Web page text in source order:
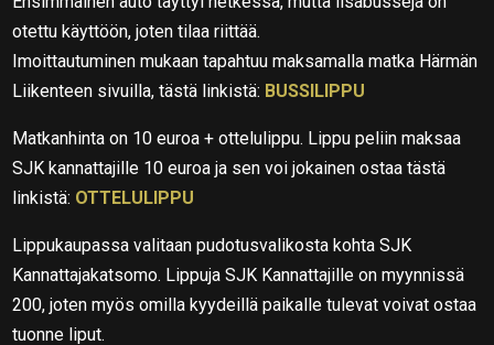
otettu käyttöön, joten tilaa riittää.
Imoittautuminen mukaan tapahtuu maksamalla matka Härmän
Liikenteen sivuilla, tästä linkistä: BUSSILIPPU
Matkanhinta on 10 euroa + ottelulippu. Lippu peliin maksaa
SJK kannattajille 10 euroa ja sen voi jokainen ostaa tästä
linkistä: OTTELULIPPU
Lippukaupassa valitaan pudotusvalikosta kohta SJK
Kannattajakatsomo. Lippuja SJK Kannattajille on myynnissä
200, joten myös omilla kyydeillä paikalle tulevat voivat ostaa
tuonne liput.